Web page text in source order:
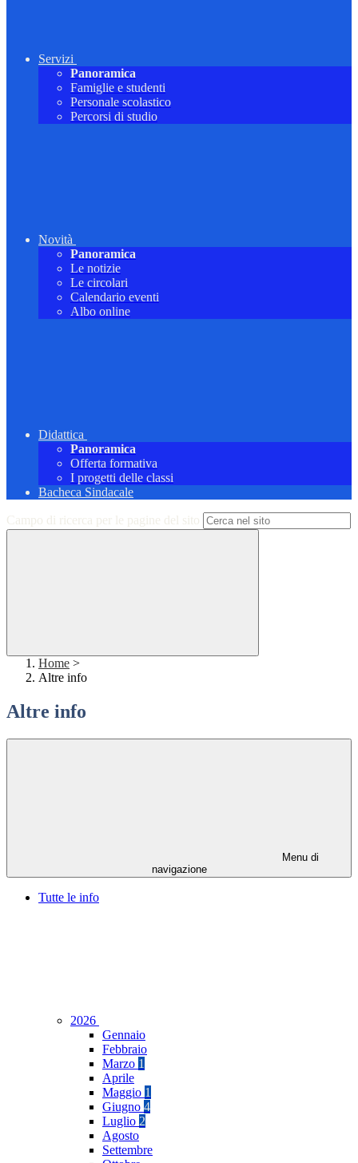
Servizi
Panoramica
Famiglie e studenti
Personale scolastico
Percorsi di studio
Novità
Panoramica
Le notizie
Le circolari
Calendario eventi
Albo online
Didattica
Panoramica
Offerta formativa
I progetti delle classi
Bacheca Sindacale
Campo di ricerca per le pagine del sito
Home >
Altre info
Altre info
Menu di
navigazione
Tutte le info
2026
Gennaio
Febbraio
Marzo 1
Aprile
Maggio 1
Giugno 4
Luglio 2
Agosto
Settembre